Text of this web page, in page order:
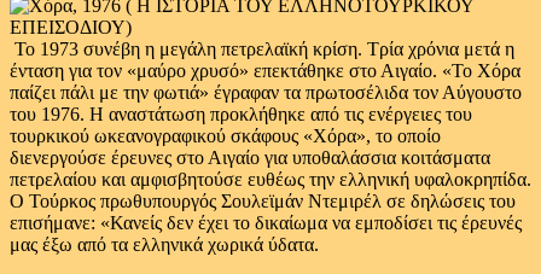
Το 1973 συνέβη η μεγάλη πετρελαϊκή κρίση. Τρία χρόνια μετά η
ένταση για τον «μαύρο χρυσό» επεκτάθηκε στο Αιγαίο. «Το Χόρα
παίζει πάλι με την φωτιά» έγραφαν τα πρωτοσέλιδα τον Αύγουστο
του 1976. Η αναστάτωση προκλήθηκε από τις ενέργειες του
τουρκικού ωκεανογραφικού σκάφους «Xόρα», το οποίο
διενεργούσε έρευνες στο Αιγαίο για υποθαλάσσια κοιτάσματα
πετρελαίου και αμφισβητούσε ευθέως την ελληνική υφαλοκρηπίδα.
Ο Τούρκος πρωθυπουργός Σουλεϊμάν Ντεμιρέλ σε δηλώσεις του
επισήμανε: «Κανείς δεν έχει το δικαίωμα να εμποδίσει τις έρευνές
μας έξω από τα ελληνικά χωρικά ύδατα.